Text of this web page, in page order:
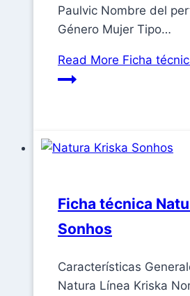
Paulvic Nombre del
Género Mujer Tipo…
Read More Ficha
Ficha técnica
Sonhos
Características
Natura Línea Kriska